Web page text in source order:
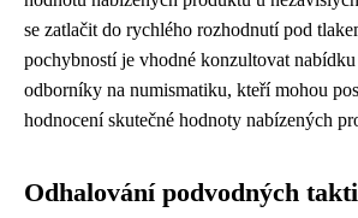
se zatlačit do rychlého rozhodnutí pod
pochybností je vhodné konzultovat
odborníky na numismatiku, kteří mohou
hodnocení skutečné hodnoty nabízených
Odhalování podvodných